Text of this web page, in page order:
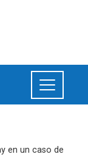
en un caso de